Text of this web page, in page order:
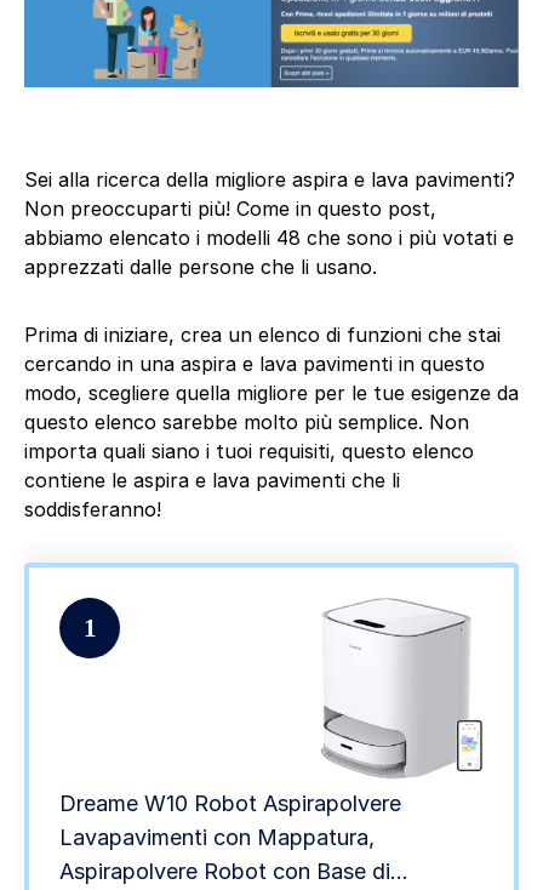
Sei alla ricerca della migliore aspira e lava pavimenti?
Non preoccuparti più! Come in questo post,
abbiamo elencato i modelli 48 che sono i più votati e
apprezzati dalle persone che li usano.
Prima di iniziare, crea un elenco di funzioni che stai
cercando in una aspira e lava pavimenti in questo
modo, scegliere quella migliore per le tue esigenze da
questo elenco sarebbe molto più semplice. Non
importa quali siano i tuoi requisiti, questo elenco
contiene le aspira e lava pavimenti che li
soddisferanno!
1
Dreame W10 Robot Aspirapolvere
Lavapavimenti con Mappatura,
Aspirapolvere Robot con Base di